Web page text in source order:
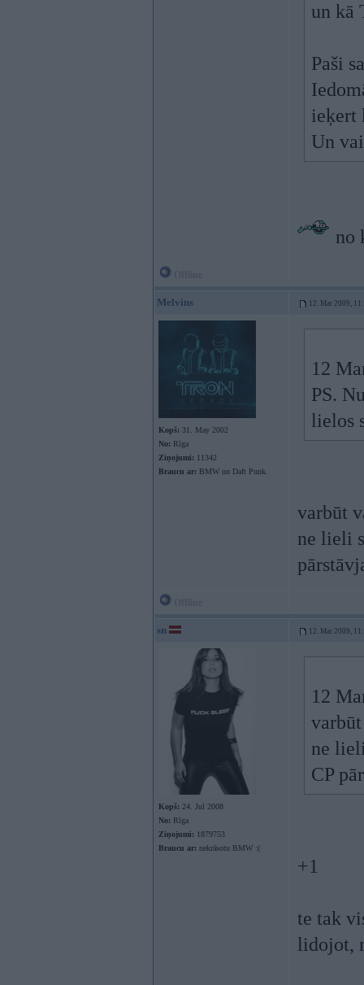
un kā
Paši
ieķert
Un
no
Melvins 12. Mar 2009,
Kopš: 31. May 2002
No: Rīga
Ziņojumi: 11342
Braucu ar: BMW un Daft Punk.
12
PS.
lielos
varbūt
ne lieli
sn 12. Mar 2009,
Kopš: 24. Jul 2008
No: Rīga
Ziņojumi: 1879753
Braucu ar: nekrāsotu BMW :(
12
ne
CP
+1
te tak
lidojot,